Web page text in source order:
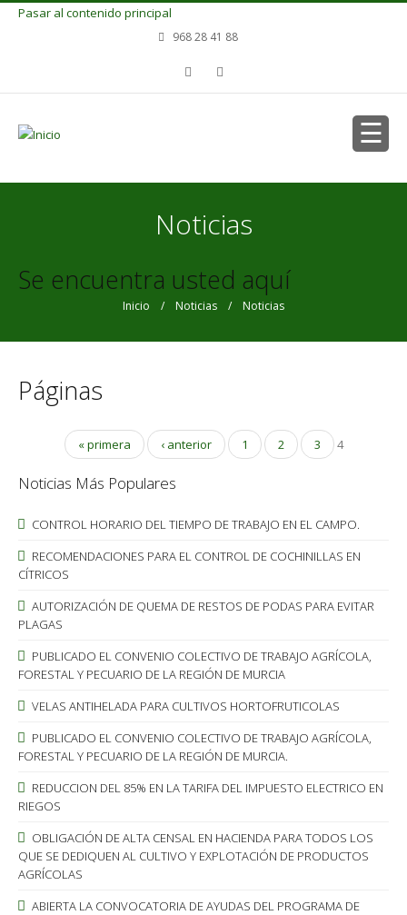
Pasar al contenido principal
968 28 41 88
Noticias
Se encuentra usted aquí
Inicio / Noticias / Noticias
Páginas
« primera ‹ anterior 1 2 3 4
Noticias Más Populares
CONTROL HORARIO DEL TIEMPO DE TRABAJO EN EL CAMPO.
RECOMENDACIONES PARA EL CONTROL DE COCHINILLAS EN
CÍTRICOS
AUTORIZACIÓN DE QUEMA DE RESTOS DE PODAS PARA EVITAR
PLAGAS
PUBLICADO EL CONVENIO COLECTIVO DE TRABAJO AGRÍCOLA,
FORESTAL Y PECUARIO DE LA REGIÓN DE MURCIA
VELAS ANTIHELADA PARA CULTIVOS HORTOFRUTICOLAS
PUBLICADO EL CONVENIO COLECTIVO DE TRABAJO AGRÍCOLA,
FORESTAL Y PECUARIO DE LA REGIÓN DE MURCIA.
REDUCCION DEL 85% EN LA TARIFA DEL IMPUESTO ELECTRICO EN
RIEGOS
OBLIGACIÓN DE ALTA CENSAL EN HACIENDA PARA TODOS LOS
QUE SE DEDIQUEN AL CULTIVO Y EXPLOTACIÓN DE PRODUCTOS
AGRÍCOLAS
ABIERTA LA CONVOCATORIA DE AYUDAS DEL PROGRAMA DE